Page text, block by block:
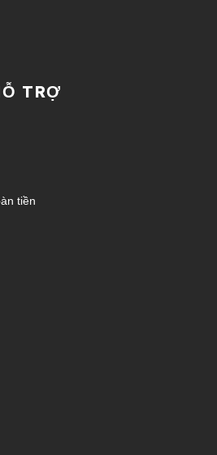
TRỢ
tiền